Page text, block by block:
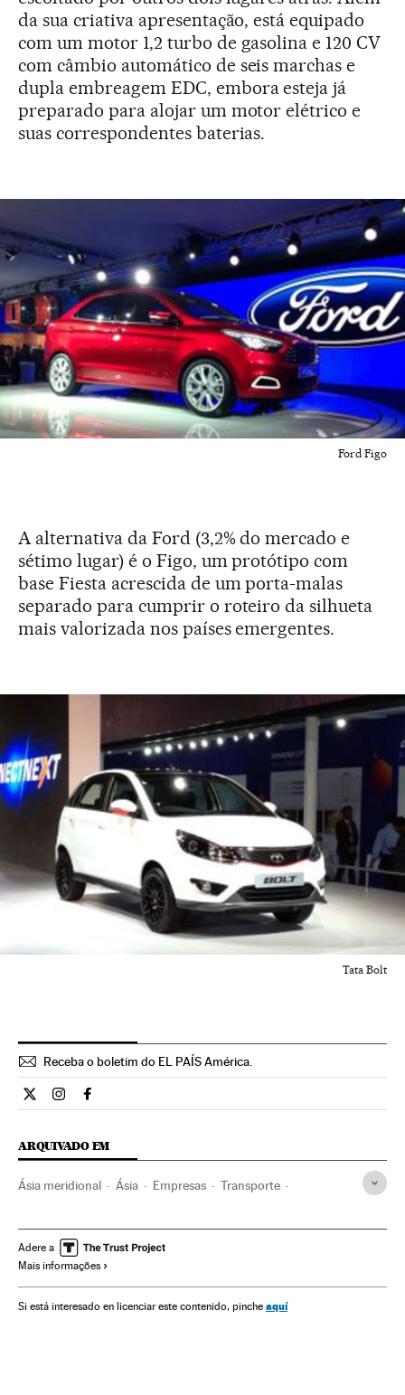
da sua criativa apresentação, está equipado
com um motor 1,2 turbo de gasolina e 120 CV
com câmbio automático de seis marchas e
dupla embreagem EDC, embora esteja já
preparado para alojar um motor elétrico e
suas correspondentes baterias.
Ford Figo
A alternativa da Ford (3,2% do mercado e
sétimo lugar) é o Figo, um protótipo com
base Fiesta acrescida de um porta-malas
separado para cumprir o roteiro da silhueta
mais valorizada nos países emergentes.
Tata Bolt
Receba o boletim do EL PAÍS América.
Economia El País Brasil en Twitter
Economia El País Brasil en Instagram
Economia El País Brasil en Facebook
ARQUIVADO EM
Ásia meridional Ásia Empresas Transporte
Dacia Renault Ford Motor Company
Adere a
Mais informações
Si está interesado en licenciar este contenido, pinche aquí